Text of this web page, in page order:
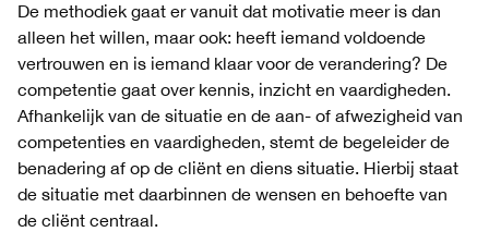
De methodiek gaat er vanuit dat motivatie meer is dan
alleen het willen, maar ook: heeft iemand voldoende
vertrouwen en is iemand klaar voor de verandering? De
competentie gaat over kennis, inzicht en vaardigheden.
Afhankelijk van de situatie en de aan- of afwezigheid van
competenties en vaardigheden, stemt de begeleider de
benadering af op de cliënt en diens situatie. Hierbij staat
de situatie met daarbinnen de wensen en behoefte van
de cliënt centraal.